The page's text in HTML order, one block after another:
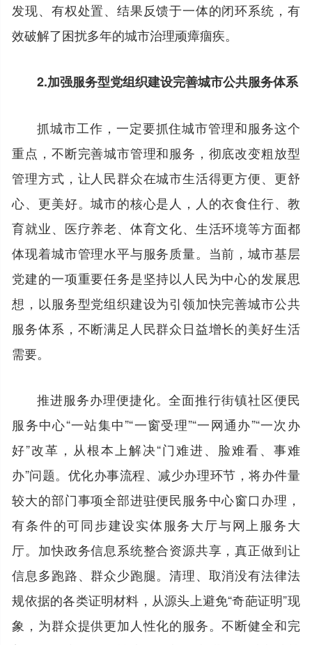
发现、有权处置、结果反馈于一体的闭环系统，有
效破解了困扰多年的城市治理顽瘴痼疾。
2.加强服务型党组织建设完善城市公共服务体系
抓城市工作，一定要抓住城市管理和服务这个
重点，不断完善城市管理和服务，彻底改变粗放型
管理方式，让人民群众在城市生活得更方便、更舒
心、更美好。城市的核心是人，人的衣食住行、教
育就业、医疗养老、体育文化、生活环境等方面都
体现着城市管理水平与服务质量。当前，城市基层
党建的一项重要任务是坚持以人民为中心的发展思
想，以服务型党组织建设为引领加快完善城市公共
服务体系，不断满足人民群众日益增长的美好生活
需要。
推进服务办理便捷化。全面推行街镇社区便民
服务中心“一站集中”“一窗受理”“一网通办”“一次办
好”改革，从根本上解决“门难进、脸难看、事难
办”问题。优化办事流程、减少办理环节，将办件量
较大的部门事项全部进驻便民服务中心窗口办理，
有条件的可同步建设实体服务大厅与网上服务大
厅。加快政务信息系统整合资源共享，真正做到让
信息多跑路、群众少跑腿。清理、取消没有法律法
规依据的各类证明材料，从源头上避免“奇葩证明”现
象，为群众提供更加人性化的服务。不断健全和完